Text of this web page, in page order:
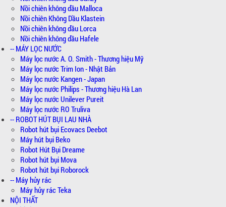
Nồi chiên không dầu Malloca
Nồi chiên Không Dầu Klastein
Nồi chiên không dầu Lorca
Nồi chiên không dầu Hafele
-- MÁY LỌC NƯỚC
Máy lọc nước A. O. Smith - Thương hiệu Mỹ
Máy lọc nước Trim Ion - Nhật Bản
Máy lọc nước Kangen - Japan
Máy lọc nước Philips - Thương hiệu Hà Lan
Máy lọc nước Unilever Pureit
Máy lọc nước RO Truliva
-- ROBOT HÚT BỤI LAU NHÀ
Robot hút bụi Ecovacs Deebot
Máy hút bụi Beko
Robot Hút Bụi Dreame
Robot hút bụi Mova
Robot hút bụi Roborock
-- Máy hủy rác
Máy hủy rác Teka
NỘI THẤT